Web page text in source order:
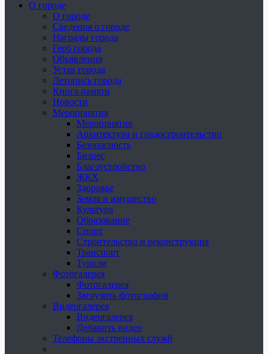
О городе
О городе
Сведения о городе
Награды города
Герб города
Объявления
Устав города
Летопись города
Книга памяти
Новости
Мероприятия
Мероприятия
Архитектура и градостроительство
Безопасность
Бизнес
Благоустройство
ЖКХ
Здоровье
Земля и имущество
Культура
Образование
Спорт
Строительство и реконструкция
Транспорт
Туризм
Фотогалерея
Фотогалерея
Загрузить фотографии
Видеогалерея
Видеогалерея
Добавить видео
Телефоны экстренных служб